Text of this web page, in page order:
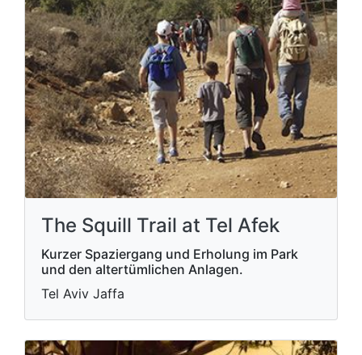
The Squill Trail at Tel Afek
Kurzer Spaziergang und Erholung im Park
und den altertümlichen Anlagen.
Tel Aviv Jaffa